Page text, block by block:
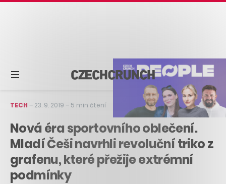
TECH – 23. 9. 2019 – 5 min čtení
Nová éra sportovního oblečení.
Mladí Češi navrhli revoluční triko z
grafenu, které přežije extrémní
podmínky